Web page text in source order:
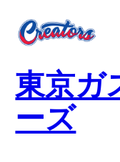
東京ガ
ーズ